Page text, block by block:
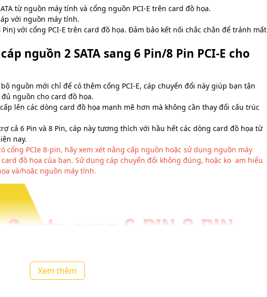
từ nguồn máy tính và cổng nguồn PCI-E trên card đồ họa.
với nguồn máy tính.
với cổng PCI-E trên card đồ họa. Đảm bảo kết nối chắc chắn để tránh mất
nguồn 2 SATA sang 6 Pin/8 Pin PCI-E cho
nguồn mới chỉ để có thêm cổng PCI-E, cáp chuyển đổi này giúp bạn tận
nguồn cho card đồ họa.
lên các dòng card đồ họa mạnh mẽ hơn mà không cần thay đổi cấu trúc
cả 6 Pin và 8 Pin, cáp này tương thích với hầu hết các dòng card đồ họa từ
nay.
cổng PCIe 8-pin, hãy xem xét nâng cấp nguồn hoặc sử dụng nguồn máy
đồ họa của bạn. Sử dụng cáp chuyển đổi không đúng, hoặc ko am hiểu
và/hoặc nguồn máy tính.
Xem thêm